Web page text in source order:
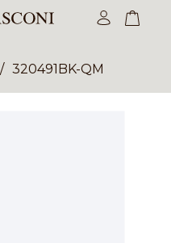
320491BK-QM